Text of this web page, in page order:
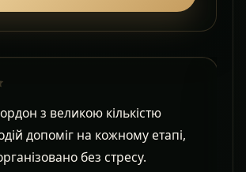
з великою кількістю
допоміг на кожному етапі,
без стресу.